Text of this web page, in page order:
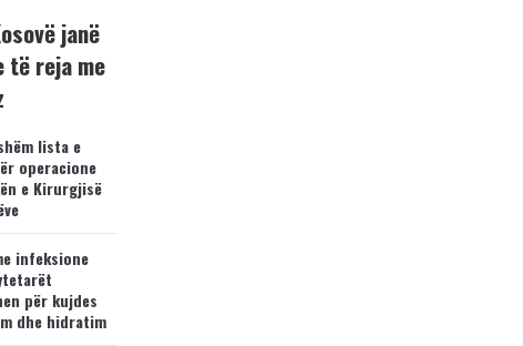
janë
reja me
lista e
operacione
e Kirurgjisë
infeksione
për kujdes
dhe hidratim